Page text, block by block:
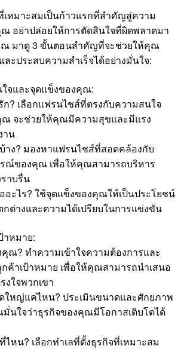
เหมาะสมเป็นก้าวแรกที่สำคัญสู่ความ
ณ อย่าปล่อยให้การตัดสินใจที่ผิดพลาดมา
มาดู 3 ขั้นตอนสำคัญที่จะช่วยให้คุณ
ะประสบความสำเร็จได้อย่างมั่นใจ:
ใจและจุดแข็งของคุณ:
? เลือกแฟรนไชส์ที่ตรงกับความสนใจ
จะช่วยให้คุณมีความสุขและมีแรง
าน
ง? มองหาแฟรนไชส์ที่สอดคล้องกับ
ณ์ของคุณ เพื่อให้คุณสามารถบริหาร
าบรื่น
ะไร? ใช้จุดแข็งของคุณให้เป็นประโยชน์
ต่างและความได้เปรียบในการแข่งขัน
าหมาย:
ณ? ทำความเข้าใจความต้องการและ
ค้าเป้าหมาย เพื่อให้คุณสามารถนำเสนอ
ใจพวกเขา
หญ่แค่ไหน? ประเมินขนาดและศักยภาพ
นใจว่าธุรกิจของคุณมีโอกาสเติบโตได้
หน? เลือกทำเลที่ตั้งธุรกิจที่เหมาะสม